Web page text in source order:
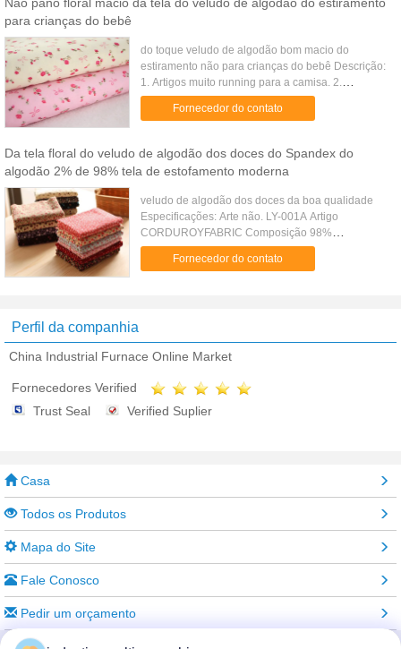
para crianças do bebê
do toque veludo de algodão bom macio do
estiramento não para crianças do bebê Descrição:
1. Artigos muito running para a camisa. 2.
Especialmente fonte para tipos. 3. Exportação
mercado aos EUA, Europa. 4. ...
Fornecedor do contato
Da tela floral do veludo de algodão dos doces do Spandex do
algodão 2% de 98% tela de estofamento moderna
veludo de algodão dos doces da boa qualidade
Especificações: Arte não. LY-001A Artigo
CORDUROYFABRIC Composição 98%
cotton2%spandex Construção 60*60 90*88
Largura 57/8" Peso 100-120GSM Cores Alguma
Fornecedor do contato
Perfil da companhia
China Industrial Furnace Online Market
Fornecedores Verified
Trust Seal
Verified Suplier
Casa
Todos os Produtos
Mapa do Site
Fale Conosco
Pedir um orçamento